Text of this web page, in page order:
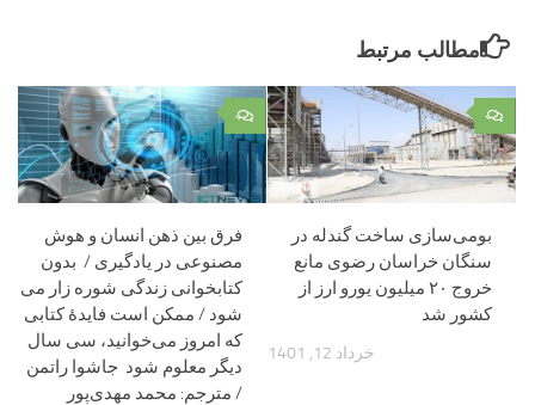
مطالب مرتبط
۰
فرق بین ذهن انسان و هوش
مصنوعی در یادگیری / بدون
کتابخوانی زندگی شوره زار می
شود / ممکن است فایدۀ کتابی
که امروز می‌خوانید، سی سال
دیگر معلوم شود جاشوا راتمن
/ مترجم: محمد مهدی‌پور
۰
بومی‌سازی ساخت گندله‌ در
سنگان خراسان رضوی مانع
خروج ۲۰ میلیون یورو ارز از
کشور شد
خرداد 12, 1401